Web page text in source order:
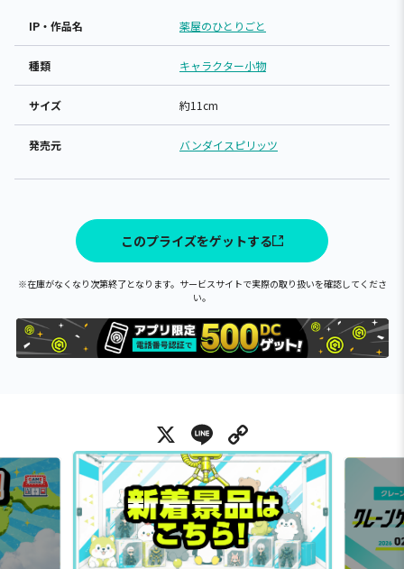
IP・作品名 薬屋のひとりごと
種類 キャラクター小物
サイズ 約11cm
発売元 バンダイスピリッツ
このプライズをゲットする
※在庫がなくなり次第終了となります。サービスサイトで実際の取り扱いを確認してくださ
い。
X Line